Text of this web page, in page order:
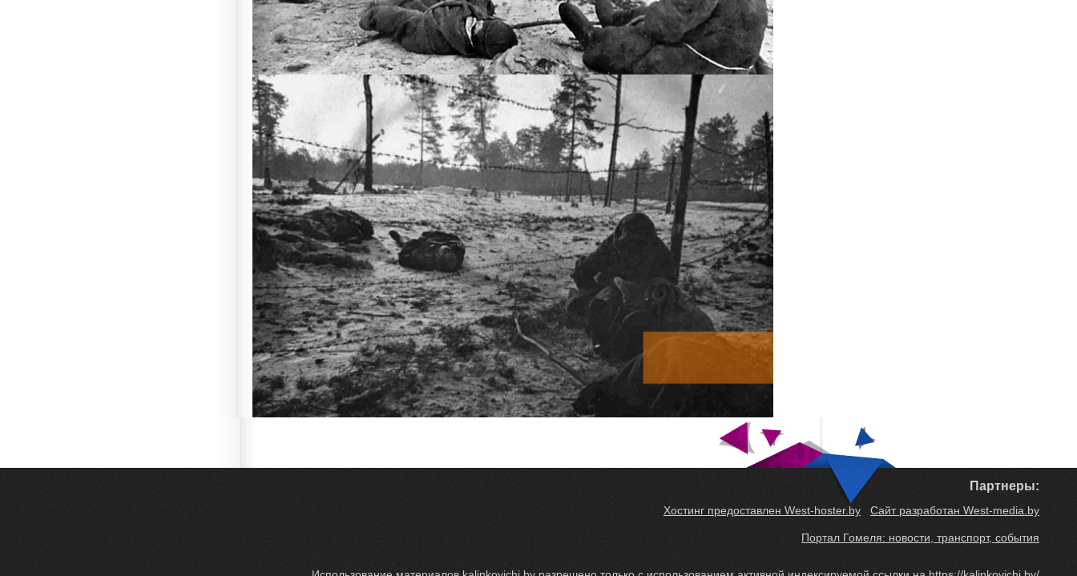
Партнеры:
Хостинг предоставлен West-hoster.by Сайт разработан West-media.by
Портал Гомеля: новости, транспорт, события